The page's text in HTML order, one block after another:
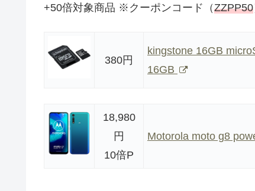
+50倍対象商品 ※クーポンコード（ZZPP50
380円
kingstone 16GB
16GB
18,980
円
10倍P
Motorola moto g8